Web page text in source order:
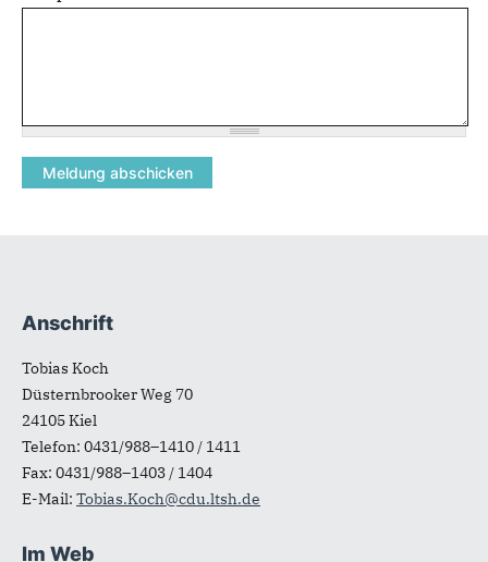
Fußbereich
Anschrift
Tobias Koch
Düsternbrooker Weg 70
24105Kiel
Telefon: 0431/988–1410 / 1411
Fax: 0431/988–1403 / 1404
E-Mail: Tobias.Koch@cdu.ltsh.de
Im Web